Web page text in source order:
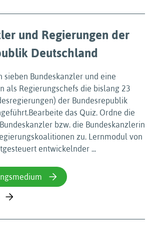
und Regierungen der
Deutschland
sieben Bundeskanzler und eine
als Regierungschefs die bislang 23
der Bundesrepublik
das Quiz. Ordne die
bzw. die Bundeskanzlerin
zu. Lernmodul von
entwickelnder ...